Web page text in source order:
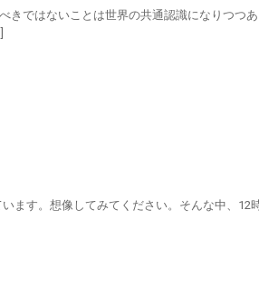
ではないことは世界の共通認識になりつつ
ます。想像してみてください。そんな中、12